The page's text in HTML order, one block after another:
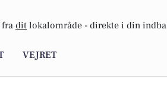
fra dit lokalområde - direkte i din
VEJRET